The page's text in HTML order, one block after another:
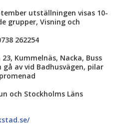
utställningen visas 10-
grupper, Visning och
262254
Kummelnäs, Nacka, Buss
av vid Badhusvägen, pilar
och Stockholms Läns